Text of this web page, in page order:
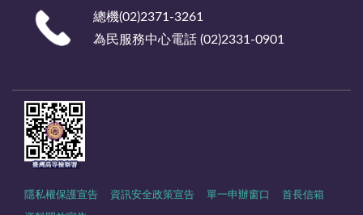
總機(02)2371-3261
為民服務中心電話 (02)2331-0901
隱私權保護宣告 資訊安全政策宣告 單一申辦窗口 首長信箱